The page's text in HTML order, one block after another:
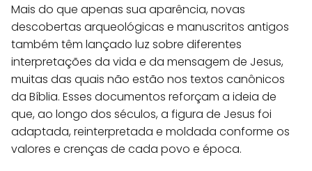
Mais do que apenas sua aparência, novas
descobertas arqueológicas e manuscritos antigos
também têm lançado luz sobre diferentes
interpretações da vida e da mensagem de Jesus,
muitas das quais não estão nos textos canônicos
da Bíblia. Esses documentos reforçam a ideia de
que, ao longo dos séculos, a figura de Jesus foi
adaptada, reinterpretada e moldada conforme os
valores e crenças de cada povo e época.